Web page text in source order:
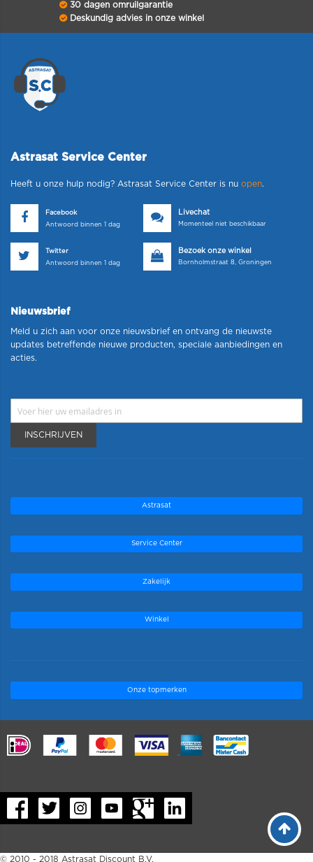
30 dagen omruilgarantie
Deskundig advies in onze winkel
Astrasat Service Center
Heeft u onze hulp nodig? Astrasat Service Center is nu open.
Facebook
Antwoord binnen 1 dag
Livechat
Momenteel niet beschikbaar
Twitter
Antwoord binnen 1 dag
Bezoek onze winkel
Bornholmstraat 8, Groningen
Nieuwsbrief
Meld u zich aan voor onze nieuwsbrief en ontvang de nieuwste
updates betreffende nieuwe producten, speciale aanbiedingen en
acties.
INSCHRIJVEN
Astrasat
Service Center
Zakelijk
Winkel
Onze topmerken
.
© 2010 - 2018 Astrasat Discount B.V.